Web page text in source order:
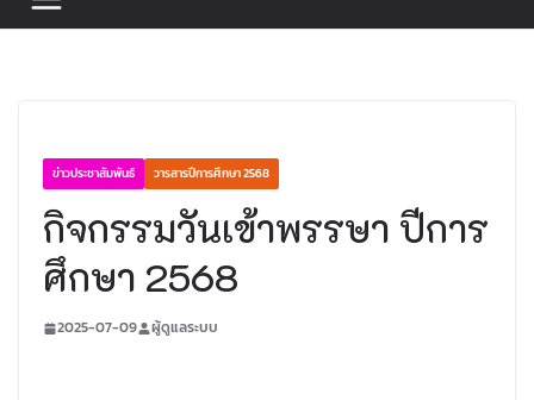
ข่าวประชาสัมพันธ์ วารสารปีการศึกษา 2568
กิจกรรมวันเข้าพรรษา ปีการ
ศึกษา 2568
2025-07-09 ผู้ดูแลระบบ